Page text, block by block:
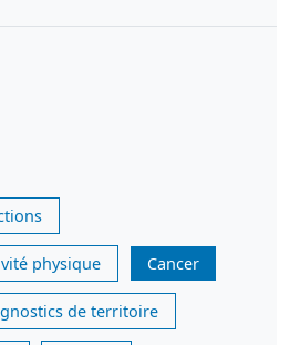
physique Cancer
de territoire